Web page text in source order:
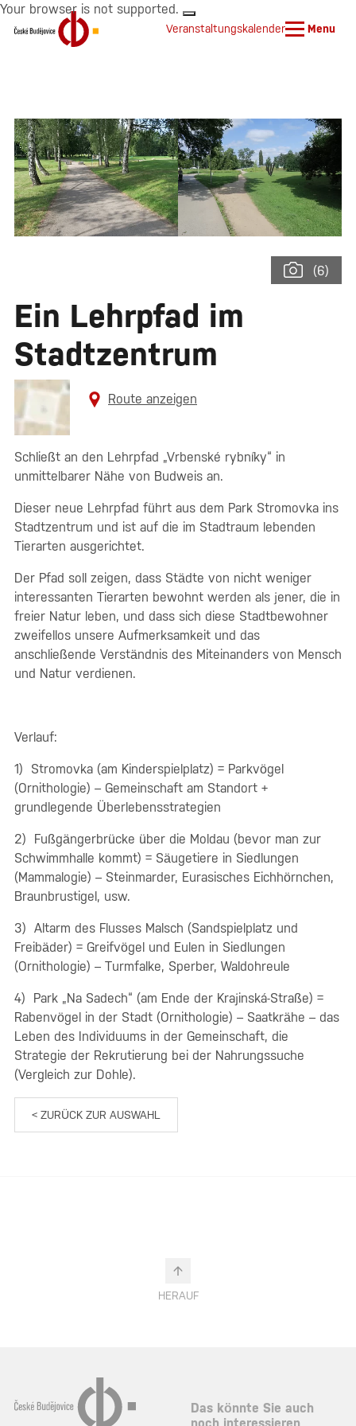
Your browser is not supported.
Veranstaltungskalender Menu
(6)
Ein Lehrpfad im
Stadtzentrum
Route anzeigen
Schließt an den Lehrpfad „Vrbenské rybníky“ in
unmittelbarer Nähe von Budweis an.
Dieser neue Lehrpfad führt aus dem Park Stromovka ins
Stadtzentrum und ist auf die im Stadtraum lebenden
Tierarten ausgerichtet.
Der Pfad soll zeigen, dass Städte von nicht weniger
interessanten Tierarten bewohnt werden als jener, die in
freier Natur leben, und dass sich diese Stadtbewohner
zweifellos unsere Aufmerksamkeit und das
anschließende Verständnis des Miteinanders von Mensch
und Natur verdienen.
Verlauf:
1) Stromovka (am Kinderspielplatz) = Parkvögel
(Ornithologie) – Gemeinschaft am Standort +
grundlegende Überlebensstrategien
2) Fußgängerbrücke über die Moldau (bevor man zur
Schwimmhalle kommt) = Säugetiere in Siedlungen
(Mammalogie) – Steinmarder, Eurasisches Eichhörnchen,
Braunbrustigel, usw.
3) Altarm des Flusses Malsch (Sandspielplatz und
Freibäder) = Greifvögel und Eulen in Siedlungen
(Ornithologie) – Turmfalke, Sperber, Waldohreule
4) Park „Na Sadech“ (am Ende der Krajinská-Straße) =
Rabenvögel in der Stadt (Ornithologie) – Saatkrähe – das
Leben des Individuums in der Gemeinschaft, die
Strategie der Rekrutierung bei der Nahrungssuche
(Vergleich zur Dohle).
< ZURÜCK ZUR AUSWAHL
HERAUF
Das könnte Sie auch